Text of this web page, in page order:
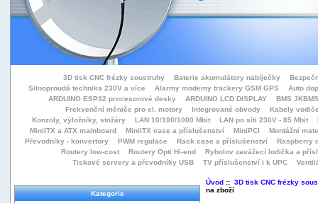
3D tisk CNC frézky soustruhy Baterie akumulátory nabíječky
Silnoproudá technika 230V a více
Alarmy modemy trackery GSM GPS
Auto
ARDUINO ESP32 procesorové desky
ARDUINO LCD DISPLAY
BMS
Frekvenční měniče pro el. motory
Integrované obvody
Kabely
Konzoly, výložníky, stožáry
LAN 10/100/1000 Mbit LAN po síti 230V - 85 Mbit
MiniITX a ATX mainboard
MiniITX case a příslušenství MiniPCI
Montážní
Převodníky - konvertory
PWM regulace Rack case a příslušenství
Raspberry
Routery low-cost
Routery Opti Hi-end
Rybolov zavážecí lodička a přísl
Tiskové servery a převodníky USB
TV příslušenství i k UPC
Kategorie
Úvod:: 3D tisk CNC frézky
na zboží